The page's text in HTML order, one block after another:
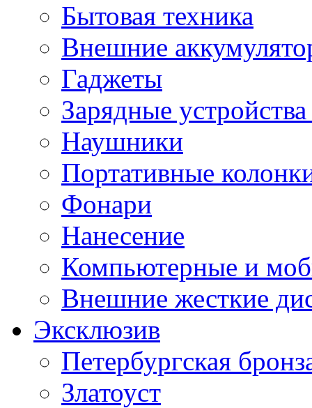
Бытовая техника
Внешние
Гаджеты
Зарядные
Наушники
Портативные
Фонари
Нанесение
Компьютерные и
Внешние жесткие
Эксклюзив
Петербургская
Златоуст